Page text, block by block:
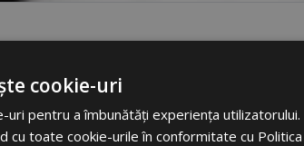
225/45 R17 205/55 R17 215/60
cookie-uri
pentru a îmbunătăți experiența
cu toate cookie-urile în conformitate cu